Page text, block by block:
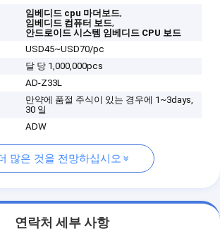
임베디드 cpu 마더보드,
임베디드 컴퓨터 보드,
안드로이드 시스템 임베디드 CPU 보드
USD45~USD70/pc
달 당 1,000,000pcs
AD-Z33L
만약에 품절 주식이 있는 경우에 1~3days,
30 일
ADW
많은 것을 전망하십시오
연락처 세부 사항